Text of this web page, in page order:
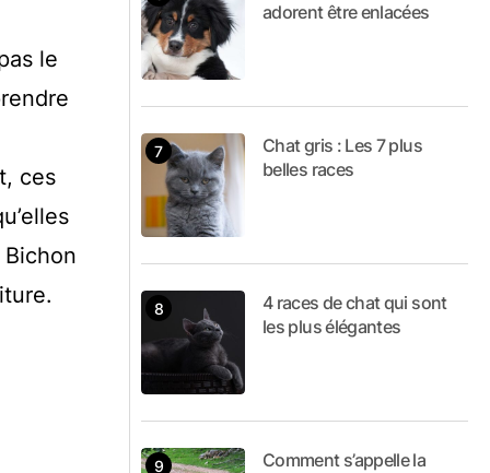
le
ces
adorent être enlacées
Chat gris : Les 7 plus
belles races
4 races de chat qui sont
les plus élégantes
Comment s’appelle la